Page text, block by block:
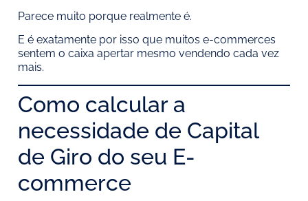
Parece muito porque realmente é.
E é exatamente por isso que muitos e-commerces
sentem o caixa apertar mesmo vendendo cada vez
mais.
Como calcular a
necessidade de Capital
de Giro do seu E-
commerce